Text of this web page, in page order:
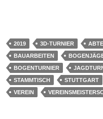
2019 3D-TURNIER
BAUARBEITEN
BOGENTURNIER
STAMMTISCH
STUTTGART
VEREIN